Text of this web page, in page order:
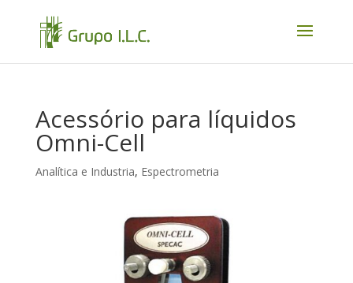
Acessório para líquidos
Omni-Cell
Analítica e Industria, Espectrometria